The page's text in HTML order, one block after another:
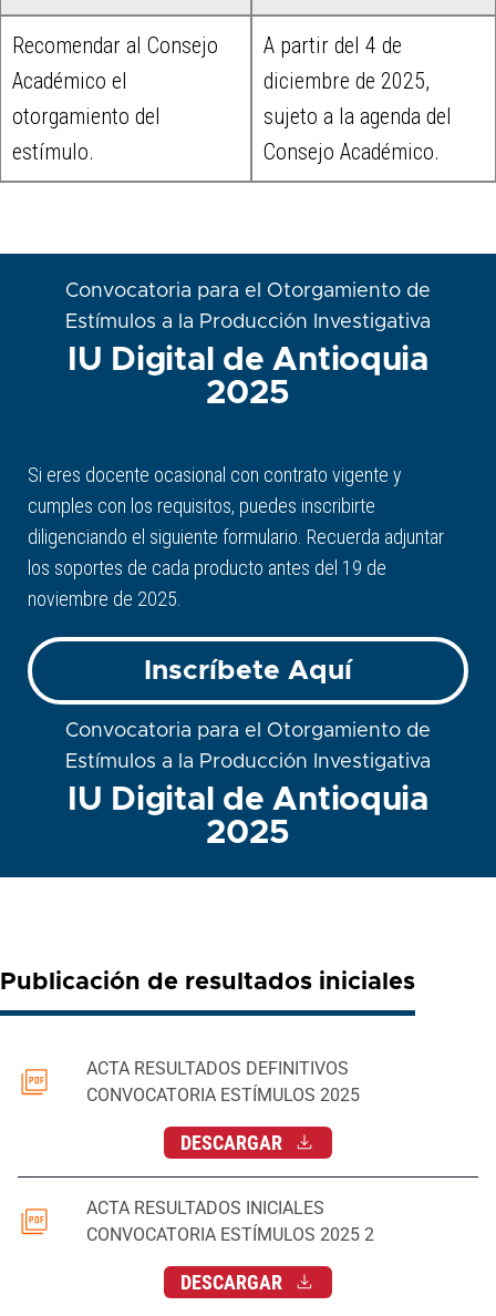
Recomendar al Consejo
Académico el
otorgamiento del
estímulo.
A partir del 4 de
diciembre de 2025,
sujeto a la agenda del
Consejo Académico.
Convocatoria para el Otorgamiento de
Estímulos a la Producción Investigativa
IU Digital de Antioquia
2025
Si eres docente ocasional con contrato vigente y
cumples con los requisitos, puedes inscribirte
diligenciando el siguiente formulario. Recuerda adjuntar
los soportes de cada producto antes del 19 de
noviembre de 2025.
Inscríbete Aquí
Convocatoria para el Otorgamiento de
Estímulos a la Producción Investigativa
IU Digital de Antioquia
2025
Publicación de resultados iniciales
ACTA RESULTADOS DEFINITIVOS
CONVOCATORIA ESTÍMULOS 2025
DESCARGAR
ACTA RESULTADOS INICIALES
CONVOCATORIA ESTÍMULOS 2025 2
DESCARGAR